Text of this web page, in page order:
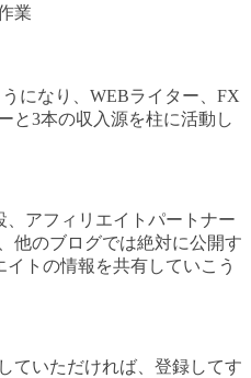
業
になり、WEBライター、FX
と3本の収入源を柱に活動し
アフィリエイトパートナー
他のブログでは絶対に公開す
トの情報を共有していこう
ていただければ、登録してす